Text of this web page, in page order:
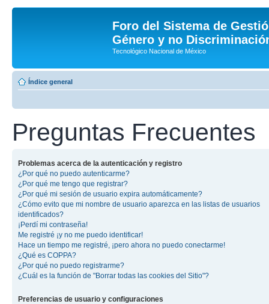
Foro del Sistema de
Género y no
Tecnológico Nacional de México
Índice general
Preguntas Frecuentes
Problemas acerca de la autenticación y registro
¿Por qué no puedo autenticarme?
¿Por qué me tengo que registrar?
¿Por qué mi sesión de usuario expira automáticamente?
¿Cómo evito que mi nombre de usuario aparezca en las listas de usuarios
identificados?
¡Perdí mi contraseña!
Me registré ¡y no me puedo identificar!
Hace un tiempo me registré, ¡pero ahora no puedo conectarme!
¿Qué es COPPA?
¿Por qué no puedo registrarme?
¿Cuál es la función de "Borrar todas las cookies del Sitio"?
Preferencias de usuario y configuraciones